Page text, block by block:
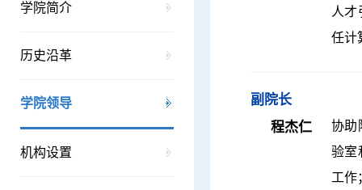
学院简介
历史沿革
学院领导
机构设置
人才
任计
副院长
程杰仁
协助
验室
工作